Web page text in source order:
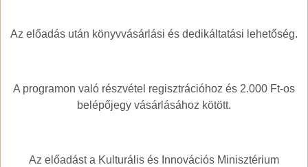
Az előadás után könyvvásárlási és dedikáltatási lehetőség.
A programon való részvétel regisztrációhoz és 2.000 Ft-os
belépőjegy vásárlásához kötött.
Az előadást a Kulturális és Innovációs Minisztérium